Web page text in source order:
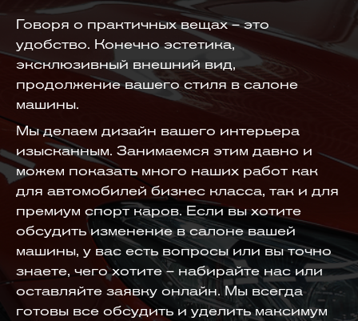
Говоря о практичных вещах – это
удобство. Конечно эстетика,
эксклюзивный внешний вид,
продолжение вашего стиля в салоне
машины.
Мы делаем дизайн вашего интерьера
изысканным. Занимаемся этим давно и
можем показать много наших работ как
для автомобилей бизнес класса, так и для
премиум спорт каров. Если вы хотите
обсудить изменение в салоне вашей
машины, у вас есть вопросы или вы точно
знаете, чего хотите – набирайте нас или
оставляйте заявку онлайн. Мы всегда
готовы все обсудить и уделить максимум